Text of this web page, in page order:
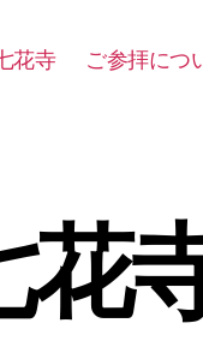
花寺 ご参拝につ
花